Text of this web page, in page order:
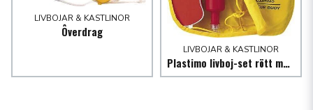
LIVBOJAR & KASTLINOR
Ôverdrag
LIVBOJAR & KASTLINOR
Plastimo livboj-set rött med lina och ljus